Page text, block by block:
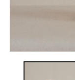
mediet